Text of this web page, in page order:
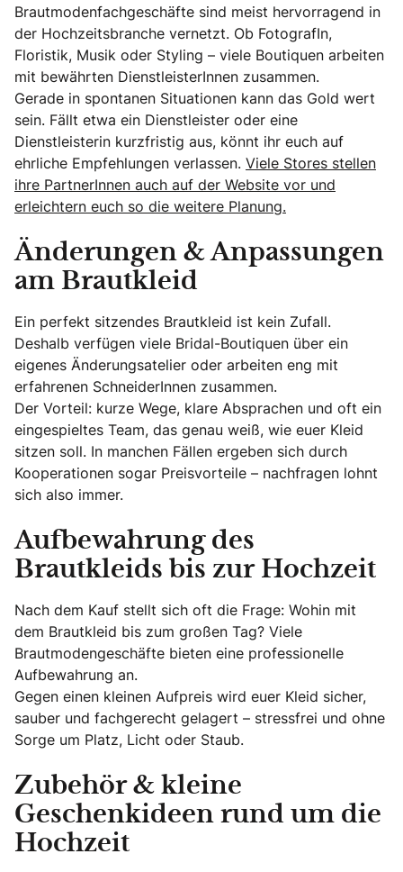
Brautmodenfachgeschäfte sind meist hervorragend in
der Hochzeitsbranche vernetzt. Ob FotografIn,
Floristik, Musik oder Styling – viele Boutiquen arbeiten
mit bewährten DienstleisterInnen zusammen.
Gerade in spontanen Situationen kann das Gold wert
sein. Fällt etwa ein Dienstleister oder eine
Dienstleisterin kurzfristig aus, könnt ihr euch auf
ehrliche Empfehlungen verlassen. Viele Stores stellen
ihre PartnerInnen auch auf der Website vor und
erleichtern euch so die weitere Planung.
Änderungen & Anpassungen
am Brautkleid
Ein perfekt sitzendes Brautkleid ist kein Zufall.
Deshalb verfügen viele Bridal-Boutiquen über ein
eigenes Änderungsatelier oder arbeiten eng mit
erfahrenen SchneiderInnen zusammen.
Der Vorteil: kurze Wege, klare Absprachen und oft ein
eingespieltes Team, das genau weiß, wie euer Kleid
sitzen soll. In manchen Fällen ergeben sich durch
Kooperationen sogar Preisvorteile – nachfragen lohnt
sich also immer.
Aufbewahrung des
Brautkleids bis zur Hochzeit
Nach dem Kauf stellt sich oft die Frage: Wohin mit
dem Brautkleid bis zum großen Tag? Viele
Brautmodengeschäfte bieten eine professionelle
Aufbewahrung an.
Gegen einen kleinen Aufpreis wird euer Kleid sicher,
sauber und fachgerecht gelagert – stressfrei und ohne
Sorge um Platz, Licht oder Staub.
Zubehör & kleine
Geschenkideen rund um die
Hochzeit